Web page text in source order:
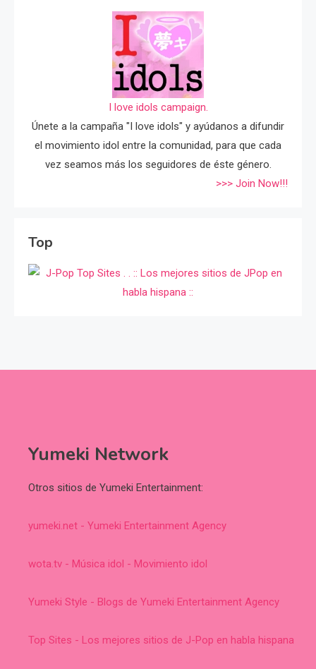
I love idols campaign.
Únete a la campaña "I love idols" y ayúdanos a difundir
el movimiento idol entre la comunidad, para que cada
vez seamos más los seguidores de éste género.
>>> Join Now!!!
Top
Yumeki Network
Otros sitios de Yumeki Entertainment:
yumeki.net - Yumeki Entertainment Agency
wota.tv - Música idol - Movimiento idol
Yumeki Style - Blogs de Yumeki Entertainment Agency
Top Sites - Los mejores sitios de J-Pop en habla hispana